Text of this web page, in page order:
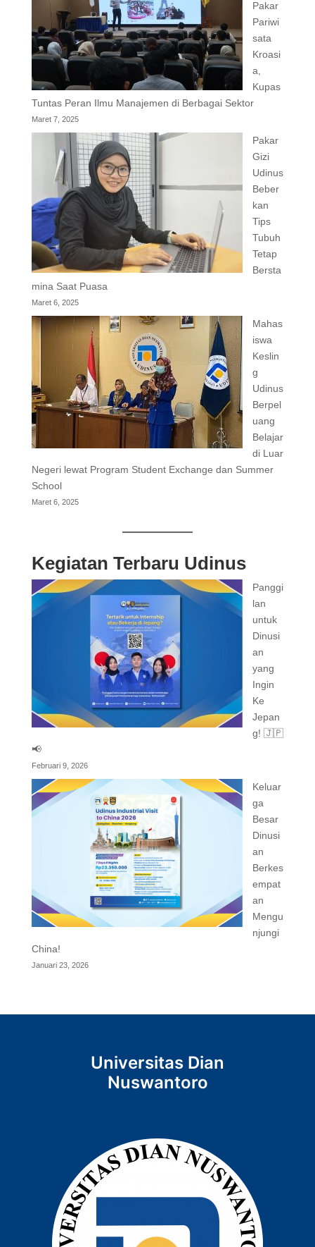
Pakar
Pariwi
sata
Kroasi
a,
Kupas
Tuntas Peran Ilmu Manajemen di Berbagai Sektor
Maret 7, 2025
Pakar
Gizi
Udinus
Beber
kan
Tips
Tubuh
Tetap
Bersta
mina Saat Puasa
Maret 6, 2025
Mahas
iswa
Keslin
g
Udinus
Berpel
uang
Belajar
di Luar
Negeri lewat Program Student Exchange dan Summer
School
Maret 6, 2025
Kegiatan Terbaru Udinus
Panggi
lan
untuk
Dinusi
an
yang
Ingin
Ke
Jepan
g! 🇯🇵
📢
Februari 9, 2026
Keluar
ga
Besar
Dinusi
an
Berkes
empat
an
Mengu
njungi
China!
Januari 23, 2026
Universitas Dian
Nuswantoro